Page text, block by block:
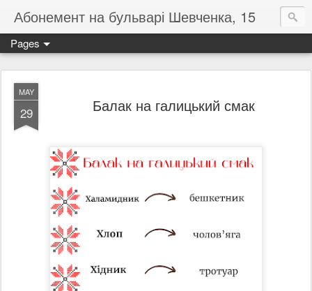
Абонемент на бульварі Шевченка, 15
Pages
MAY
29 Балак на галицький смак